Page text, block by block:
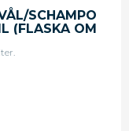
SCHAMPO
(FLASKA OM